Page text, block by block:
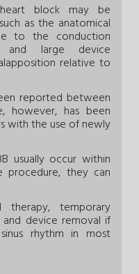
block may be
as the anatomical
to the conduction
and large device
relative to
reported between
however, has been
with the use of newly
usually occur within
they can
therapy, temporary
and device removal if
rhythm in most